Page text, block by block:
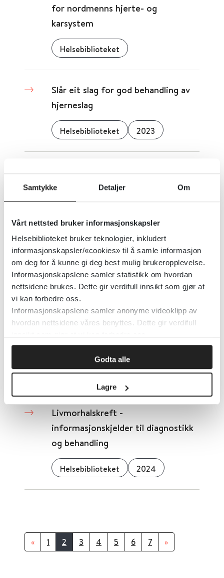
Samtykke Detaljer Om
Vårt nettsted bruker informasjonskapsler
Helsebiblioteket bruker teknologier, inkludert
informasjonskapsler/«cookies» til å samle informasjon
om deg for å kunne gi deg best mulig brukeropplevelse.
Informasjonskapslene samler statistikk om hvordan
nettsidene brukes. Dette gir verdifull innsikt som gjør at
vi kan forbedre oss.
Informasjonskapslene samler anonyme videoklipp av
hvordan nettsidene våres benyttes. Dette gir verdifull
Godta alle
Lagre
for nordmenns hjerte- og
karsystem
Helsebiblioteket
Slår eit slag for god behandling av
hjerneslag
Helsebiblioteket 2023
Talet på menneske som lev med
diabetes aukar
Chatsafe: en tjeneste for unge i
fare for selvskading og
selvmordsforsøk
Helsebiblioteket 2024
START-øvelser til pasienter med
muskel- og skjelettplager
Livmorhalskreft -
informasjonskjelder til diagnostikk
og behandling
Helsebiblioteket 2024
« 1 2 3 4 5 6 7 »